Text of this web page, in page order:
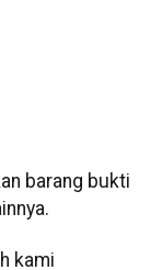
barang bukti
kami